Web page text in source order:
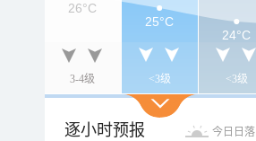
3-4级 <3级 <3级
26°C
25°C
24°C
逐小时预报 今日日落